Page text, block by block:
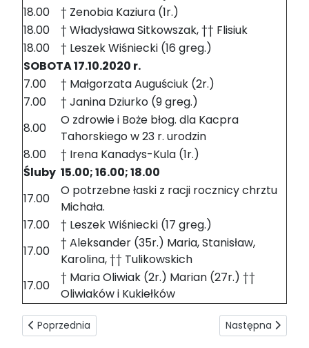
18.00
† Zenobia Kaziura (1r.)
18.00
† Władysława Sitkowszak, †† Flisiuk
18.00
† Leszek Wiśniecki (16 greg.)
SOBOTA 17.10.2020 r.
7.00
† Małgorzata Auguściuk (2r.)
7.00
† Janina Dziurko (9 greg.)
8.00
O zdrowie i Boże błog. dla Kacpra
Tahorskiego w 23 r. urodzin
8.00
† Irena Kanadys-Kula (1r.)
Śluby 15.00; 16.00; 18.00
17.00
O potrzebne łaski z racji rocznicy chrztu
Michała.
17.00
† Leszek Wiśniecki (17 greg.)
17.00
† Aleksander (35r.) Maria, Stanisław,
Karolina, †† Tulikowskich
17.00
† Maria Oliwiak (2r.) Marian (27r.) ††
Oliwiaków i Kukiełków
Poprzednia strona: Intencje mszalne 18-24.10.2020
Poprzednia Następna
Następna